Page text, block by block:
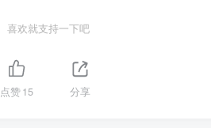
喜欢就支持一下吧
点赞15 分享